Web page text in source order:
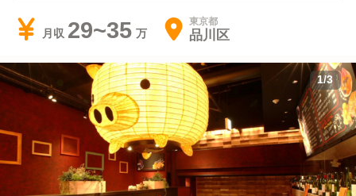
月収 29~35 東京都
品川区
1/3